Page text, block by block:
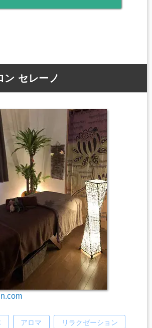
ン セレーノ
アロマ リラクゼーション